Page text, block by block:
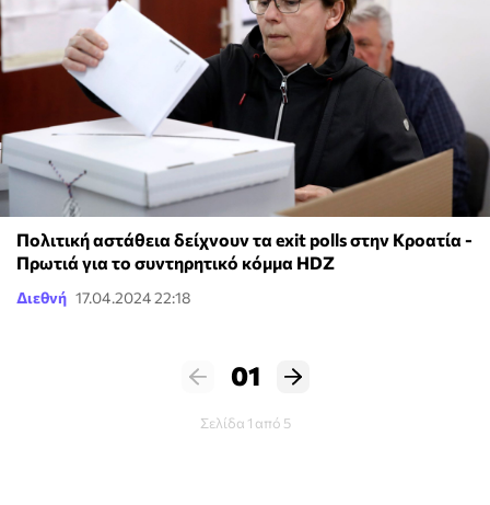
Πολιτική αστάθεια δείχνουν τα exit polls στην Κροατία -
Πρωτιά για το συντηρητικό κόμμα HDZ
Διεθνή 17.04.2024 22:18
01
Σελίδα 1 από 5